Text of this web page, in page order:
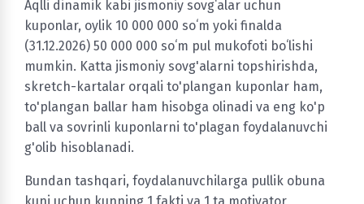
Aqlli dinamik kabi jismoniy sovgʻalar uchun
kuponlar, oylik 10 000 000 soʻm yoki finalda
(31.12.2026) 50 000 000 soʻm pul mukofoti boʻlishi
mumkin. Katta jismoniy sovg'alarni topshirishda,
skretch-kartalar orqali to'plangan kuponlar ham,
to'plangan ballar ham hisobga olinadi va eng ko'p
ball va sovrinli kuponlarni to'plagan foydalanuvchi
g'olib hisoblanadi.
Bundan tashqari, foydalanuvchilarga pullik obuna